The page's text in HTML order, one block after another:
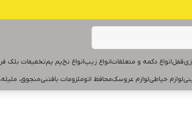
قفلانواع دکمه و متعلقاتانواع زیپانواع نخپم پمتخفیفات بلک
لوازم خیاطیلوازم عروسکمحافظ اتوملزومات بافتنیمنجوق،